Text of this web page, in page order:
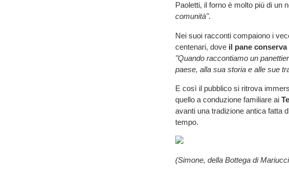
Paoletti, il forno è molto più di un
comunità".
Nei suoi racconti compaiono i
centenari, dove il pane
"Quando raccontiamo un
paese, alla sua storia e alle sue
E così il pubblico si ritrova
quello a conduzione familiare ai
avanti una tradizione antica fatta
tempo.
(Simone, della Bottega di